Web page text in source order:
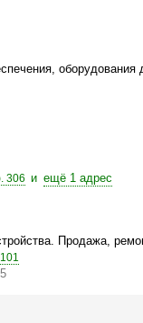
306 и ещё 1 адрес
Продажа,